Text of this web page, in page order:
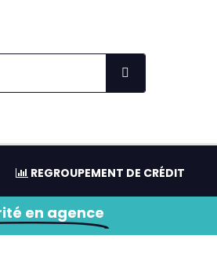
REGROUPEMENT DE CRÉDIT
en agence